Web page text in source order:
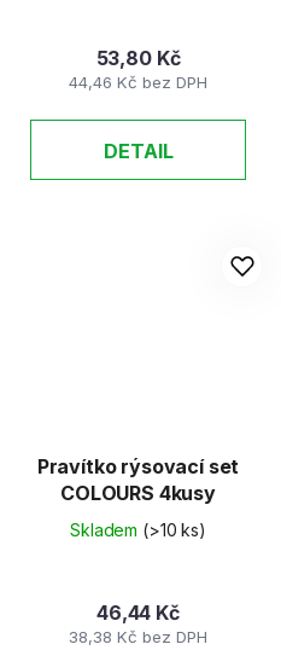
44,46 Kč bez DPH
53,80 Kč
DETAIL
Pravítko rýsovací set
COLOURS 4kusy
Skladem (>10 ks)
38,38 Kč bez DPH
46,44 Kč